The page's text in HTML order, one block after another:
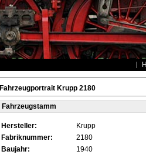
Fahrzeugportrait Krupp 2180
Fahrzeugstamm
Hersteller:
Krupp
Fabriknummer:
2180
Baujahr:
1940